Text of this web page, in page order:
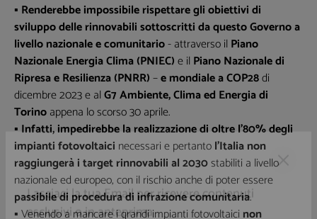
▪ Renderebbe impossibile rispettare gli obiettivi di
sviluppo delle rinnovabili sottoscritti da questo Governo a
livello nazionale e comunitario- attraverso il Piano
Nazionale Energia Clima (PNIEC)e il Piano Nazionale di
Ripresa e Resilienza (PNRR)–e mondiale a COP28di
dicembre 2023 e alG7 Ambiente, Clima ed Energia di
Torinoappena lo scorso 30 aprile.
▪ Infatti, impedirebbe la realizzazione di oltre l’80% degli
impianti fotovoltaici necessari e pertantol’Italia non
raggiungerà i target rinnovabili al 2030stabiliti a livello
nazionale ed europeo, con il rischio anche di poter essere
passibile di procedura di infrazione comunitaria.
▪ Venendo a mancare i grandi impianti fotovoltaici non